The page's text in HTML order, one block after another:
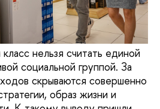
нельзя считать единой
социальной группой. За
скрываются совершенно
образ жизни и